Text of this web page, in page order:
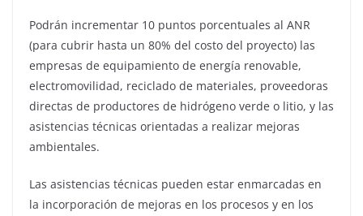
Podrán incrementar 10 puntos porcentuales al ANR
(para cubrir hasta un 80% del costo del proyecto) las
empresas de equipamiento de energía renovable,
electromovilidad, reciclado de materiales, proveedoras
directas de productores de hidrógeno verde o litio, y las
asistencias técnicas orientadas a realizar mejoras
ambientales.
Las asistencias técnicas pueden estar enmarcadas en
la incorporación de mejoras en los procesos y en los